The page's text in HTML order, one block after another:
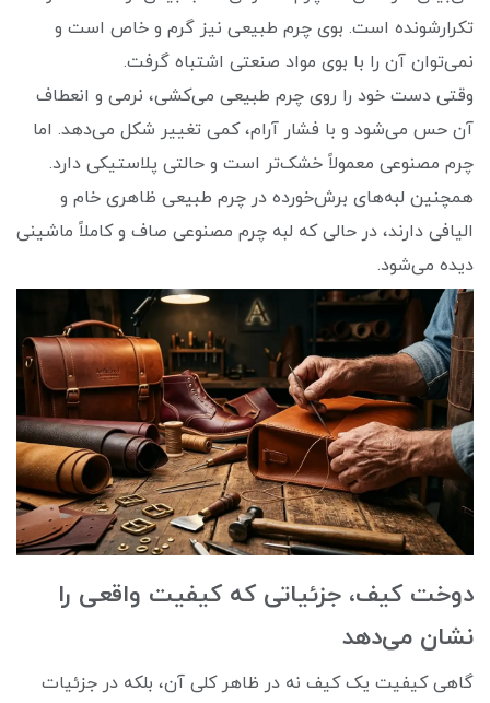
تکرارشونده است. بوی چرم طبیعی نیز گرم و خاص است و
نمی‌توان آن را با بوی مواد صنعتی اشتباه گرفت.
وقتی دست خود را روی چرم طبیعی می‌کشی، نرمی و انعطاف
آن حس می‌شود و با فشار آرام، کمی تغییر شکل می‌دهد. اما
چرم مصنوعی معمولاً خشک‌تر است و حالتی پلاستیکی دارد.
همچنین لبه‌های برش‌خورده در چرم طبیعی ظاهری خام و
الیافی دارند، در حالی که لبه چرم مصنوعی صاف و کاملاً ماشینی
دیده می‌شود.
دوخت کیف، جزئیاتی که کیفیت واقعی را
نشان می‌دهد
گاهی کیفیت یک کیف نه در ظاهر کلی آن، بلکه در جزئیات